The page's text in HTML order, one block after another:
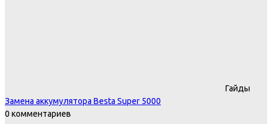
Гайды
Замена аккумулятора Besta Super 5000
0 комментариев